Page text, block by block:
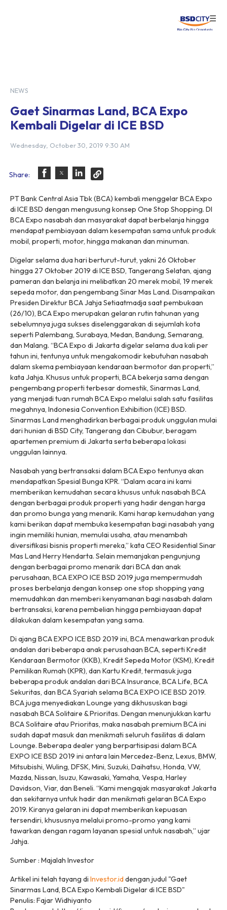
☰
NEWS
Gaet Sinarmas Land, BCA Expo
Kembali Digelar di ICE BSD
Wednesday, October 30, 2019 9:30 AM
Share:
PT Bank Central Asia Tbk (BCA) kembali menggelar BCA Expo
di ICE BSD dengan mengusung konsep One Stop Shopping. DI
BCA Expo nasabah dan masyarakat dapat berbelanja hingga
mendapat pembiayaan dalam kesempatan sama untuk produk
mobil, properti, motor, hingga makanan dan minuman.
Digelar selama dua hari berturut-turut, yakni 26 Oktober
hingga 27 Oktober 2019 di ICE BSD, Tangerang Selatan, ajang
pameran dan belanja ini melibatkan 20 merek mobil, 19 merek
sepeda motor, dan pengembang Sinar Mas Land. Disampaikan
Presiden Direktur BCA Jahja Setiaatmadja saat pembukaan
(26/10), BCA Expo merupakan gelaran rutin tahunan yang
sebelumnya juga sukses diselenggarakan di sejumlah kota
seperti Palembang, Surabaya, Medan, Bandung, Semarang,
dan Malang. “BCA Expo di Jakarta digelar selama dua kali per
tahun ini, tentunya untuk mengakomodir kebutuhan nasabah
dalam skema pembiayaan kendaraan bermotor dan properti,”
kata Jahja. Khusus untuk properti, BCA bekerja sama dengan
pengembang properti terbesar domestik, Sinarmas Land,
yang menjadi tuan rumah BCA Expo melalui salah satu fasilitas
megahnya, Indonesia Convention Exhibition (ICE) BSD.
Sinarmas Land menghadirkan berbagai produk unggulan mulai
dari hunian di BSD City, Tangerang dan Cibubur, beragam
apartemen premium di Jakarta serta beberapa lokasi
unggulan lainnya.
Nasabah yang bertransaksi dalam BCA Expo tentunya akan
mendapatkan Spesial Bunga KPR. “Dalam acara ini kami
memberikan kemudahan secara khusus untuk nasabah BCA
dengan berbagai produk properti yang hadir dengan harga
dan promo bunga yang menarik. Kami harap kemudahan yang
kami berikan dapat membuka kesempatan bagi nasabah yang
ingin memiliki hunian, memulai usaha, atau menambah
diversifikasi bisnis properti mereka,” kata CEO Residential Sinar
Mas Land Herry Hendarta. Selain memanjakan pengunjung
dengan berbagai promo menarik dari BCA dan anak
perusahaan, BCA EXPO ICE BSD 2019 juga mempermudah
proses berbelanja dengan konsep one stop shopping yang
memudahkan dan memberi kenyamanan bagi nasabah dalam
bertransaksi, karena pembelian hingga pembiayaan dapat
dilakukan dalam kesempatan yang sama.
Di ajang BCA EXPO ICE BSD 2019 ini, BCA menawarkan produk
andalan dari beberapa anak perusahaan BCA, seperti Kredit
Kendaraan Bermotor (KKB), Kredit Sepeda Motor (KSM), Kredit
Pemilikan Rumah (KPR), dan Kartu Kredit, termasuk juga
beberapa produk andalan dari BCA Insurance, BCA Life, BCA
Sekuritas, dan BCA Syariah selama BCA EXPO ICE BSD 2019.
BCA juga menyediakan Lounge yang dikhususkan bagi
nasabah BCA Solitaire & Prioritas. Dengan menunjukkan kartu
BCA Solitaire atau Prioritas, maka nasabah premium BCA ini
sudah dapat masuk dan menikmati seluruh fasilitas di dalam
Lounge. Beberapa dealer yang berpartisipasi dalam BCA
EXPO ICE BSD 2019 ini antara lain Mercedez-Benz, Lexus, BMW,
Mitsubishi, Wuling, DFSK, Mini, Suzuki, Daihatsu, Honda, VW,
Mazda, Nissan, Isuzu, Kawasaki, Yamaha, Vespa, Harley
Davidson, Viar, dan Beneli. “Kami mengajak masyarakat Jakarta
dan sekitarnya untuk hadir dan menikmati gelaran BCA Expo
2019. Kiranya gelaran ini dapat memberikan kepuasan
tersendiri, khususnya melalui promo-promo yang kami
tawarkan dengan ragam layanan spesial untuk nasabah,” ujar
Jahja.
Sumber : Majalah Investor
Artikel ini telah tayang di Investor.iddengan judul "Gaet
Sinarmas Land, BCA Expo Kembali Digelar di ICE BSD"
Penulis: Fajar Widhiyanto